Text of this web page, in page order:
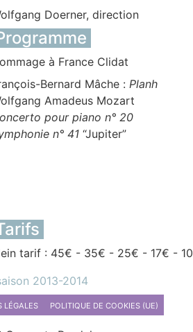
Doerner, direction
à France Clidat
Bernard Mâche : Planh
Amadeus Mozart
pour piano n° 20
n° 41“Jupiter”
tarif : 45€ - 35€ - 25€ - 17€ -
2013-2014
LÉGALES POLITIQUE DE COOKIES (UE)